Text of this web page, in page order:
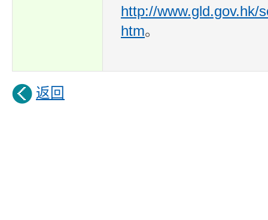
http://www.gld.gov.hk/
htm。
返回